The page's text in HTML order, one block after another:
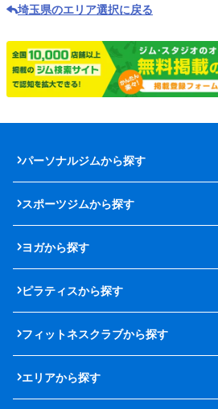
埼玉県のエリア選択に戻る
パーソナルジムから探す
スポーツジムから探す
ヨガから探す
ピラティスから探す
フィットネスクラブから探す
エリアから探す